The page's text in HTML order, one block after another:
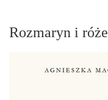
Rozmaryn i róże